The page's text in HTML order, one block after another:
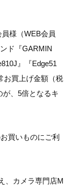
様（WEB会員
ド『GARMIN
』『Edge51
お買上げ金額（税
、 5倍となるキ
買いものにご利
、カメラ専門店M